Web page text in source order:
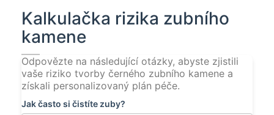
Kalkulačka rizika zubního
kamene
Odpovězte na následující otázky, abyste zjistili
vaše riziko tvorby černého zubního kamene a
získali personalizovaný plán péče.
Jak často si čistíte zuby?